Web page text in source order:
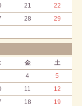
21
22
28
29
金
土
4
5
11
12
18
19